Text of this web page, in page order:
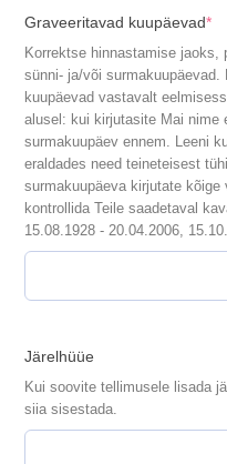
Graveeritavad kuupäevad*
Korrektse hinnastamise jaoks,
sünni- ja/või
kuupäevad vastavalt
alusel: kui kirjutasite Mai nime
surmakuupäev ennem. Leeni
eraldades need teineteisest
surmakuupäeva kirjutate
kontrollida Teile saadetaval
15.08.1928 - 20.04.2006,
Järelhüüe
Kui soovite tellimusele lisada
siia sisestada.